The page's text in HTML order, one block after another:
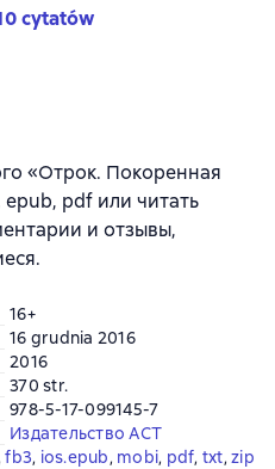
cytatów
«Отрок. Покоренная
pdf или читать
и отзывы,
16+
16 grudnia 2016
2016
370 str.
978-5-17-099145-7
Издательство АСТ
fb3, ios.epub, mobi, pdf, txt, zip